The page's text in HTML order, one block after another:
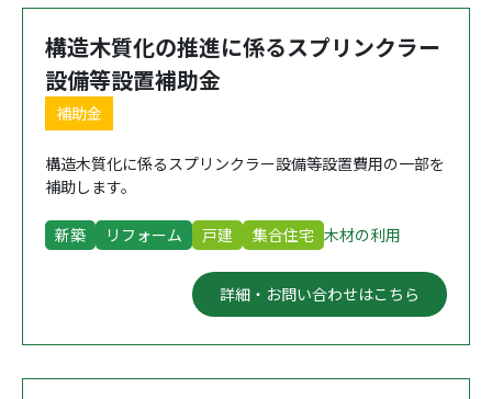
構造木質化の推進に係るスプリンクラー
設備等設置補助金
補助金
構造木質化に係るスプリンクラー設備等設置費用の一部を
補助します。
新築 リフォーム 戸建 集合住宅 木材の利用
詳細・お問い合わせはこちら